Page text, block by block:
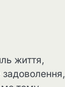
життя,
задоволення,